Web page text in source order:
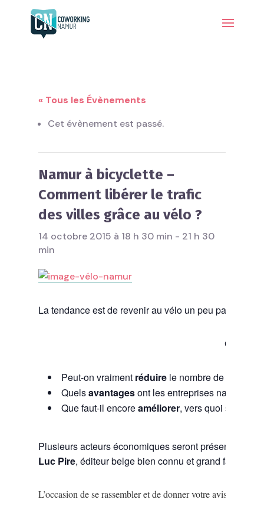
« Tous les Évènements
Cet évènement est passé.
Namur à bicyclette –
Comment libérer le trafic
des villes grâce au vélo ?
14 octobre 2015 à 18 h 30 min - 21 h 30
min
La tendance est de revenir au vélo un peu partout
Qu’en
Peut-on vraiment réduirele nombre de
Quelsavantagesont les entreprises
Que faut-il encoreaméliorer, vers quoi se
Plusieurs acteurs économiques seront présents
Luc Pire, éditeur belge bien connu et grand fan de la
L’occasion de se rassembler et de donner votre avis et vos